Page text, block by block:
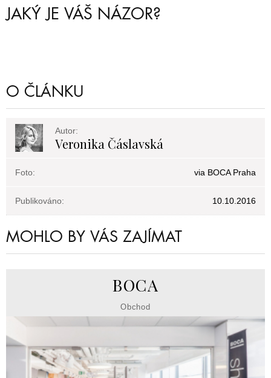
JAKÝ JE VÁŠ NÁZOR?
O ČLÁNKU
Autor:
Veronika Čáslavská
Foto: via BOCA Praha
Publikováno: 10.10.2016
MOHLO BY VÁS ZAJÍMAT
BOCA
Obchod